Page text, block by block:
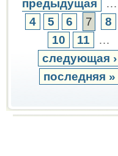
предыдущая …
4
5 6 7 8
10
11
…
следующая ›
последняя »